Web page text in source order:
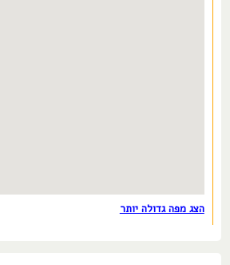
הצג מפה גדולה יותר